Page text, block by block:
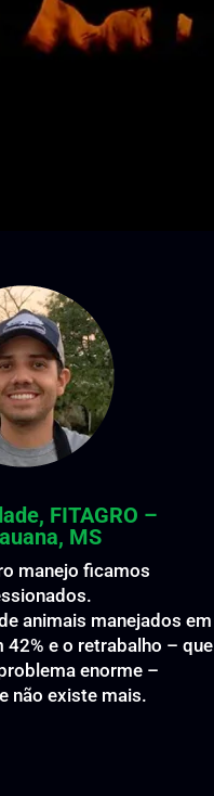
FITAGRO –
MS
manejo ficamos
animais manejados em
42% e o retrabalho – que
enorme –
não existe mais.